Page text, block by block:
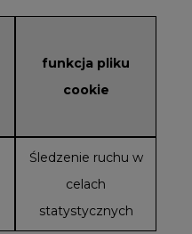
funkcja pliku
cookie
Śledzenie ruchu w
celach
statystycznych